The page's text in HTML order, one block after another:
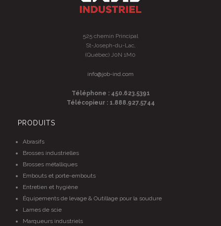
525 chemin Principal
St-Joseph-du-Lac,
(Québec) J0N 1M0
info@job-ind.com
Téléphone : 450.623.5391
Télécopieur : 1.888.927.5744
PRODUITS
Abrasifs
Brosses industrielles
Brosses métalliques
Embouts et porte-embouts
Entretien et hygiène
Équipements de levage & Outillage pour la soudure
Lames de scie
Marqueurs industriels